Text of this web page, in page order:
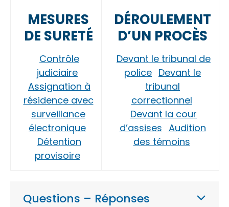
MESURES
DE SURETÉ
Contrôle
judiciaire
Assignation à
résidence avec
surveillance
électronique
Détention
provisoire
DÉROULEMENT
D’UN PROCÈS
Devant le tribunal de
police Devant le
tribunal
correctionnel
Devant la cour
d’assises Audition
des témoins
Questions – Réponses